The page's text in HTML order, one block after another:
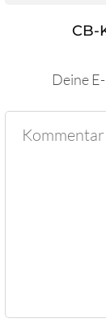
CB-
Deine